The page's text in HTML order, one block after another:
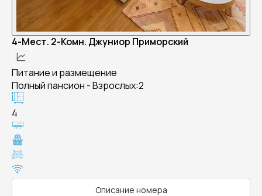
4-Мест. 2-Комн. Джуниор Приморский
Питание и размещение
Полный пансион - Взрослых:2
4
Описание номера